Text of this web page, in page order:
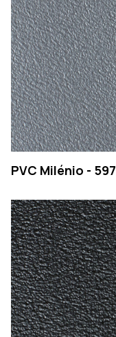
PVC Milénio - 597